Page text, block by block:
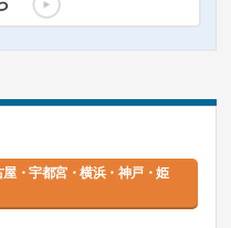
・宇都宮・横浜・神戸・姫